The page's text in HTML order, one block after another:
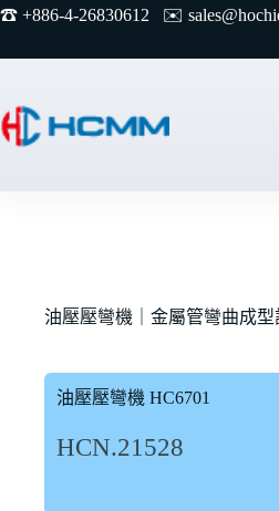
☎︎ +886-4-26830612 ✉️
油壓壓彎機｜金屬管彎曲成型
油壓壓彎機 HC6701
HCN.21528